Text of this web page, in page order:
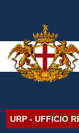
URP - UFFICIO